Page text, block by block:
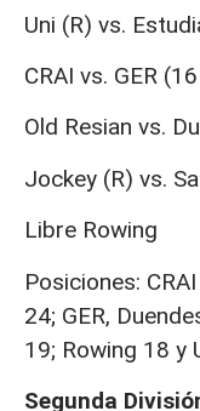
Uni (R) vs.
CRAI vs. GER
Old Resian vs.
Jockey (R) vs.
Libre Rowing
Posiciones:
24; GER,
19; Rowing 18 y
Segunda